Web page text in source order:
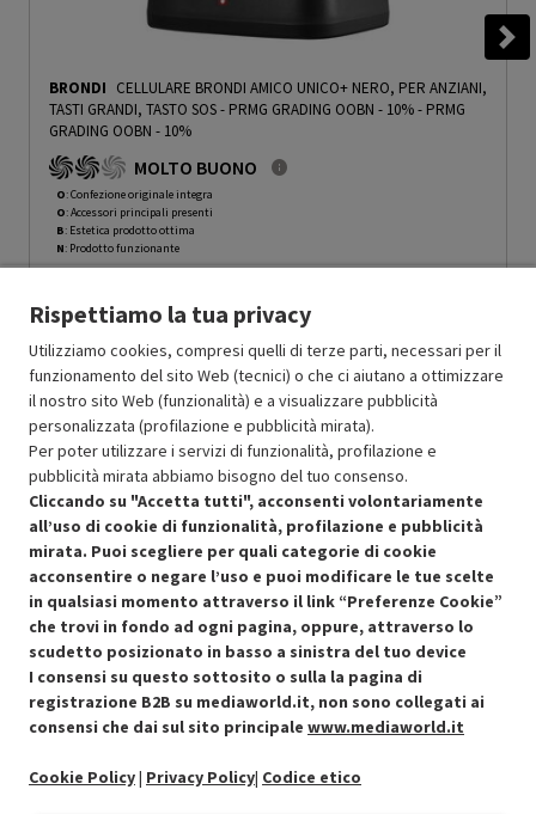
BRONDI CELLULARE BRONDI AMICO UNICO+ NERO, PER ANZIANI,
TASTI GRANDI, TASTO SOS - PRMG GRADING OOBN - 10%- PRMG
GRADING OOBN - 10%
MOLTO BUONO
O: Confezione originale integra
O: Accessori principali presenti
B: Estetica prodotto ottima
N: Prodotto funzionante
Ricondizionato Prezzo ridotto da
38.69 a-30%
In Promozione 27.08
Aggiungi al carrello
SCONTO RICONDIZIONATI
Approfitta dello sconto del 30% sul prodotto ricondizionato.
Condizioni generali di vendita Recedere dal contratto qui
Rispettiamo la tua privacy
Utilizziamo cookies, compresi quelli di terze parti, necessari per il
funzionamento del sito Web (tecnici) o che ci aiutano a ottimizzare
il nostro sito Web (funzionalità) e a visualizzare pubblicità
personalizzata (profilazione e pubblicità mirata).
Per poter utilizzare i servizi di funzionalità, profilazione e
pubblicità mirata abbiamo bisogno del tuo consenso.
Cliccando su "Accetta tutti", acconsenti volontariamente
all’uso di cookie di funzionalità, profilazione e pubblicità
mirata. Puoi scegliere per quali categorie di cookie
acconsentire o negare l’uso e puoi modificare le tue scelte
in qualsiasi momento attraverso il link “Preferenze Cookie”
che trovi in fondo ad ogni pagina, oppure, attraverso lo
scudetto posizionato in basso a sinistra del tuo device
I consensi su questo sottosito o sulla la pagina di
registrazione B2B su mediaworld.it, non sono collegati ai
consensi che dai sul sito principale www.mediaworld.it
Cookie Policy| Privacy Policy| Codice etico